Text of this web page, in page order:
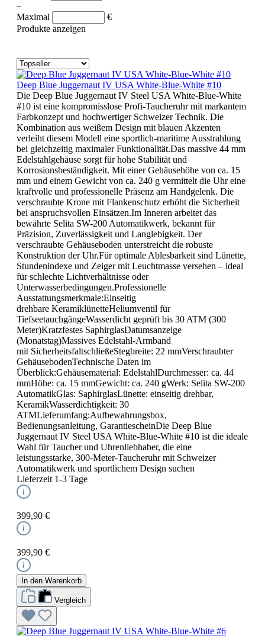
–
Maximal
€
Produkte anzeigen
Deep Blue Juggernaut IV USA White-Blue-White #10
Die Deep Blue Juggernaut IV Steel USA White-Blue-White
#10 ist eine kompromisslose Profi-Taucheruhr mit markantem
Farbkonzept und hochwertiger Schweizer Technik. Die
Kombination aus weißem Design mit blauen Akzenten
verleiht diesem Modell eine sportlich-maritime Ausstrahlung
bei gleichzeitig maximaler Funktionalität.Das massive 44 mm
Edelstahlgehäuse sorgt für hohe Stabilität und
Korrosionsbeständigkeit. Mit einer Gehäusehöhe von ca. 15
mm und einem Gewicht von ca. 240 g vermittelt die Uhr eine
kraftvolle und professionelle Präsenz am Handgelenk. Die
verschraubte Krone mit Flankenschutz erhöht die Sicherheit
bei anspruchsvollen Einsätzen.Im Inneren arbeitet das
bewährte Selita SW-200 Automatikwerk, bekannt für
Präzision, Zuverlässigkeit und Langlebigkeit. Der
verschraubte Gehäuseboden unterstreicht die robuste
Konstruktion der Uhr.Für optimale Ablesbarkeit sind Lünette,
Stundenindexe und Zeiger mit Leuchtmasse versehen – ideal
für schlechte Lichtverhältnisse oder
Unterwasserbedingungen.Professionelle
Ausstattungsmerkmale:Einseitig
drehbare KeramiklünetteHeliumventil für
TiefseetauchgängeWasserdicht geprüft bis 30 ATM (300
Meter)Kratzfestes SaphirglasDatumsanzeige
(Monatstag)Massives Edelstahl-Armband
mit SicherheitsfaltschließeStegbreite: 22 mmVerschraubter
GehäusebodenTechnische Daten im
Überblick:Gehäusematerial: EdelstahlDurchmesser: ca. 44
mmHöhe: ca. 15 mmGewicht: ca. 240 gWerk: Selita SW-200
AutomatikGlas: SaphirglasLünette: einseitig drehbar,
KeramikWasserdichtigkeit: 30
ATMLieferumfang:Aufbewahrungsbox,
Bedienungsanleitung, GarantiescheinDie Deep Blue
Juggernaut IV Steel USA White-Blue-White #10 ist die ideale
Wahl für Taucher und Uhrenliebhaber, die eine
leistungsstarke, 300-Meter-Taucheruhr mit Schweizer
Automatikwerk und sportlichem Design suchen
Lieferzeit 1-3 Tage
399,90 €
399,90 €
In den Warenkorb
Vergleich